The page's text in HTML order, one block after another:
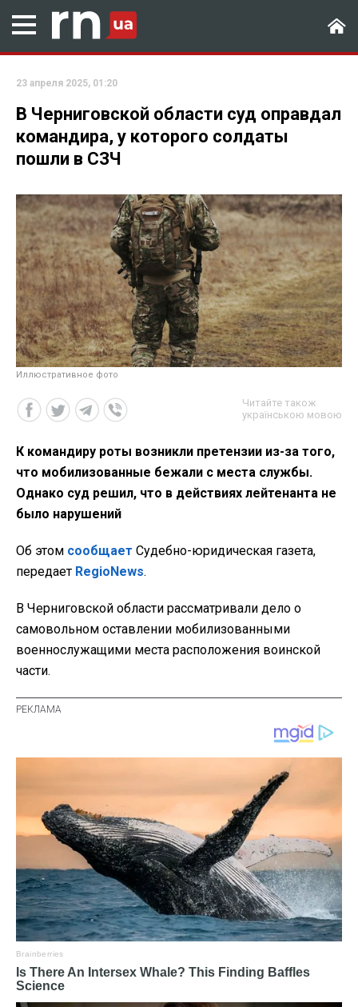
23 апреля 2025, 01:20
В Черниговской области суд оправдал
командира, у которого солдаты
пошли в СЗЧ
Иллюстративное фото
Читайте також
українською мовою
К командиру роты возникли претензии из-за того,
что мобилизованные бежали с места службы.
Однако суд решил, что в действиях лейтенанта не
было нарушений
Об этом сообщает Судебно-юридическая газета,
передает RegioNews.
В Черниговской области рассматривали дело о
самовольном оставлении мобилизованными
военнослужащими места расположения воинской
части.